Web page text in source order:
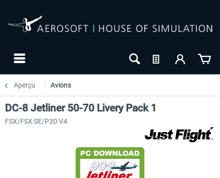
Aperçu Avions
DC-8 Jetliner 50-70 Livery Pack 1
FSX/FSX:SE/P3D V4